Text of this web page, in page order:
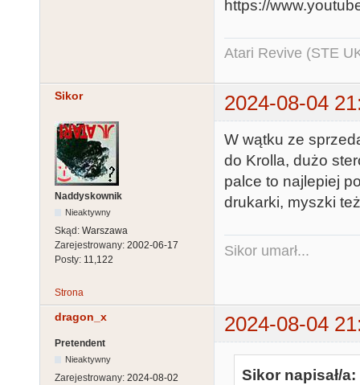
https://
Atari Revive (STE
Sikor 2024-08-04
Naddyskownik
Nieaktywny
Skąd: Warszawa
Zarejestrowany: 2002-06-17
Posty: 11,122
W wątku ze
do Krolla, dużo
palce to najlepiej
drukarki, myszki
Sikor umarł...
Strona
dragon_x 2024-08-04
Pretendent
Nieaktywny
Zarejestrowany: 2024-08-02
Sikor napisał/a: